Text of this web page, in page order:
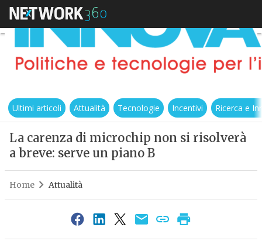
Ultimi articoli Attualità Tecnologie Incentivi Ricerca e
La carenza di microchip non si risolverà
a breve: serve un piano B
Home Attualità